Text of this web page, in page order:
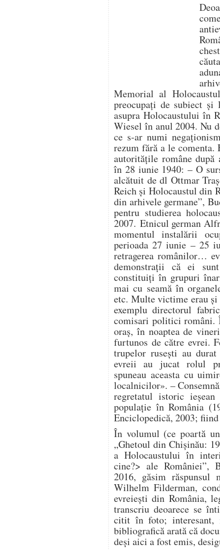
Memorial al
preocupați de subiect
asupra Holocaustului în
Wiesel în anul 2004. Nu
ce s-ar numi
rezum fără a le comenta.
autoritățile române după
în 28 iunie 1940: – O
alcătuit de dl Ottmar
Reich și Holocaustul din
din arhivele germane”,
pentru studierea
2007. Etnicul german
momentul instalării
perioada 27 iunie – 25
retragerea românilor…
demonstrații că ei
constituiți în grupuri
mai cu seamă în
etc. Multe victime erau
exemplu directorul
comisari politici români.
oraș, în noaptea de
furtunos de către evrei.
trupelor rusești au
evreii au jucat rolul
spuneau aceasta cu
localnicilor». –
regretatul istoric
populație în România
Enciclopedică, 2003;
În volumul (ce poartă
„Ghetoul din Chișinău:
a Holocaustului în
cine?> ale României”,
2016, găsim răspunsul
Wilhelm Filderman,
evreiești din România,
transcriu deoarece se
citit în foto; interesant,
bibliografică arată că
deși aici a fost emis,